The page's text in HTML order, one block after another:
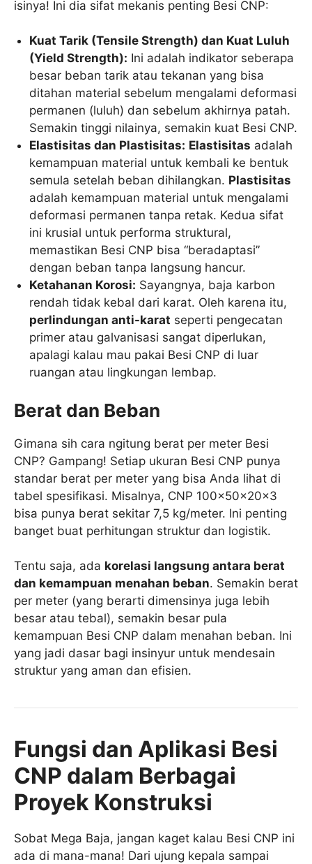
isinya! Ini dia sifat mekanis penting Besi CNP:
Kuat Tarik (Tensile Strength) dan Kuat Luluh
(Yield Strength): Ini adalah indikator seberapa
besar beban tarik atau tekanan yang bisa
ditahan material sebelum mengalami deformasi
permanen (luluh) dan sebelum akhirnya patah.
Semakin tinggi nilainya, semakin kuat Besi CNP.
Elastisitas dan Plastisitas: Elastisitas adalah
kemampuan material untuk kembali ke bentuk
semula setelah beban dihilangkan. Plastisitas
adalah kemampuan material untuk mengalami
deformasi permanen tanpa retak. Kedua sifat
ini krusial untuk performa struktural,
memastikan Besi CNP bisa “beradaptasi”
dengan beban tanpa langsung hancur.
Ketahanan Korosi: Sayangnya, baja karbon
rendah tidak kebal dari karat. Oleh karena itu,
perlindungan anti-karat seperti pengecatan
primer atau galvanisasi sangat diperlukan,
apalagi kalau mau pakai Besi CNP di luar
ruangan atau lingkungan lembap.
Berat dan Beban
Gimana sih cara ngitung berat per meter Besi
CNP? Gampang! Setiap ukuran Besi CNP punya
standar berat per meter yang bisa Anda lihat di
tabel spesifikasi. Misalnya, CNP 100x50x20x3
bisa punya berat sekitar 7,5 kg/meter. Ini penting
banget buat perhitungan struktur dan logistik.
Tentu saja, ada korelasi langsung antara berat
dan kemampuan menahan beban. Semakin berat
per meter (yang berarti dimensinya juga lebih
besar atau tebal), semakin besar pula
kemampuan Besi CNP dalam menahan beban. Ini
yang jadi dasar bagi insinyur untuk mendesain
struktur yang aman dan efisien.
Fungsi dan Aplikasi Besi
CNP dalam Berbagai
Proyek Konstruksi
Sobat Mega Baja, jangan kaget kalau Besi CNP ini
ada di mana-mana! Dari ujung kepala sampai